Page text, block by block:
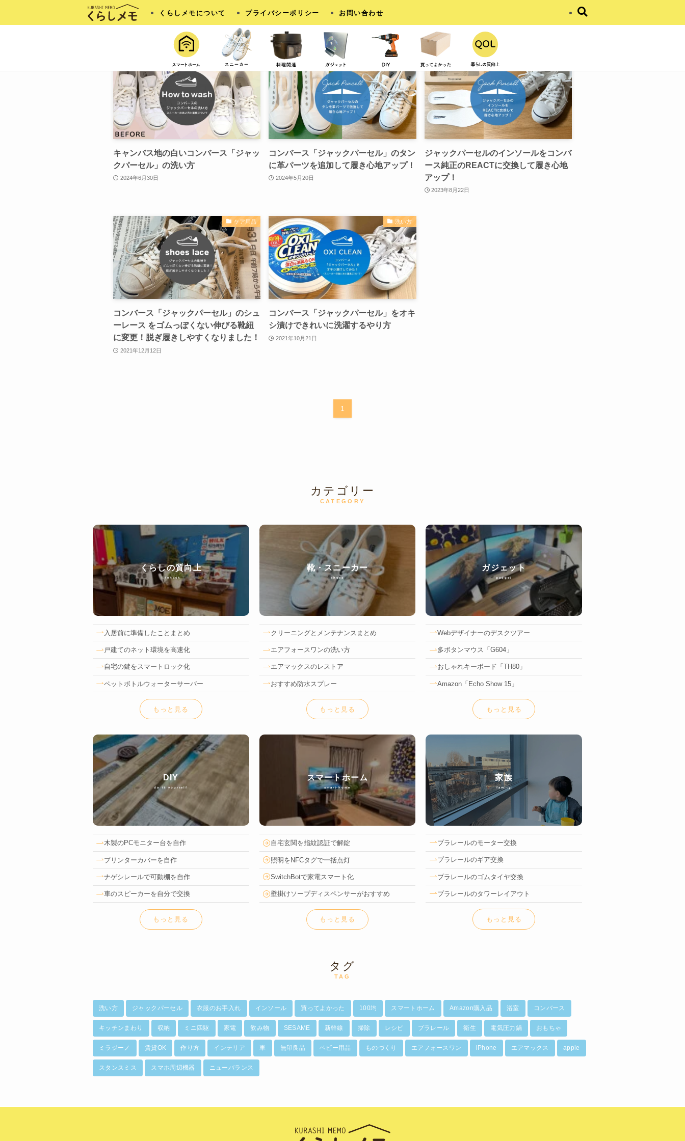
くらしメモについて プライバシーポリシー お問い合わせ
ジャックパーセル – tag –
洗い方
キャンバス地の白いコンバース「ジャッ
クパーセル」の洗い方
2024年6月30日
レストア・補修
コンバース「ジャックパーセル」のタン
に革パーツを追加して履き心地アップ！
2024年5月20日
ジャックパーセルのインソールをコンバ
ース純正のREACTに交換して履き心地
アップ！
2023年8月22日
ケア用品
コンバース「ジャックパーセル」のシュ
ーレース をゴムっぽくない伸びる靴紐
に変更！脱ぎ履きしやすくなりました！
2021年12月12日
洗い方
コンバース「ジャックパーセル」をオキ
シ漬けできれいに洗濯するやり方
2021年10月21日
1
カテゴリー
CATEGORY
くらしの質向上
lifehack
入居前に準備したことまとめ
戸建てのネット環境を高速化
自宅の鍵をスマートロック化
ペットボトルウォーターサーバー
もっと見る
靴・スニーカー
shoes
クリーニングとメンテナンスまとめ
エアフォースワンの洗い方
エアマックスのレストア
おすすめ防水スプレー
もっと見る
ガジェット
gadget
Webデザイナーのデスクツアー
多ボタンマウス「G604」
おしゃれキーボード「TH80」
Amazon「Echo Show 15」
もっと見る
DIY
do it yourself
木製のPCモニター台を自作
プリンターカバーを自作
ナゲシレールで可動棚を自作
車のスピーカーを自分で交換
もっと見る
スマートホーム
smart-home
自宅玄関を指紋認証で解錠
照明をNFCタグで一括点灯
SwitchBotで家電スマート化
壁掛けソープディスペンサーがおすすめ
もっと見る
家族
family
プラレールのモーター交換
プラレールのギア交換
プラレールのゴムタイヤ交換
プラレールのタワーレイアウト
もっと見る
タグ
TAG
洗い方 ジャックパーセル 衣服のお手入れ インソール 買ってよかった 100均 スマートホーム Amazon購入品 浴室 コンバース
キッチンまわり 収納 ミニ四駆 家電 飲み物 SESAME 新幹線 掃除 レシピ プラレール 衛生 電気圧力鍋 おもちゃ
ミラジーノ 賃貸OK 作り方 インテリア 車 無印良品 ベビー用品 ものづくり エアフォースワン iPhone エアマックス apple
スタンスミス スマホ周辺機器 ニューバランス